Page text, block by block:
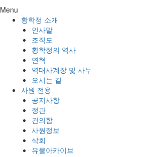
Menu
황학정 소개
인사말
조직도
황학정의 역사
연혁
역대사계장 및 사두
오시는 길
사원 전용
공지사항
정관
건의함
사원정보
삭회
유물아카이브